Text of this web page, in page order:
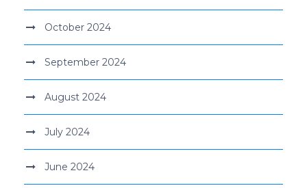
October 2024
September 2024
August 2024
July 2024
June 2024